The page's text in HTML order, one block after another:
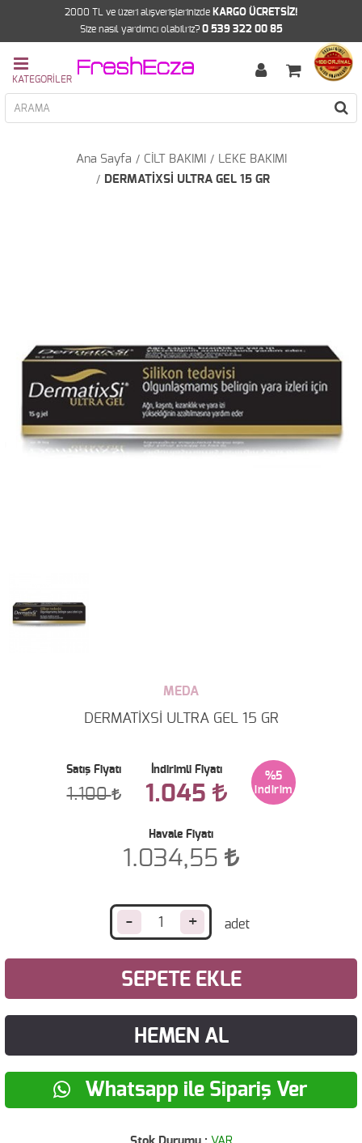
2000 TL ve üzeri alışverişlerinizde KARGO ÜCRETSİZ!
Size nasıl yardımcı olabilriz? 0 539 322 00 85
Ana Sayfa CİLT BAKIMI
LEKE BAKIMI
DERMATİXSİ ULTRA GEL 15 GR
MEDA
DERMATİXSİ ULTRA GEL 15 GR
Satış Fiyatı
1.100
İndirimli Fiyatı
1.045
%5
Havale Fiyatı
1.034,55
- +
SEPETE EKLE
HEMEN AL
Whatsapp ile Sipariş Ver